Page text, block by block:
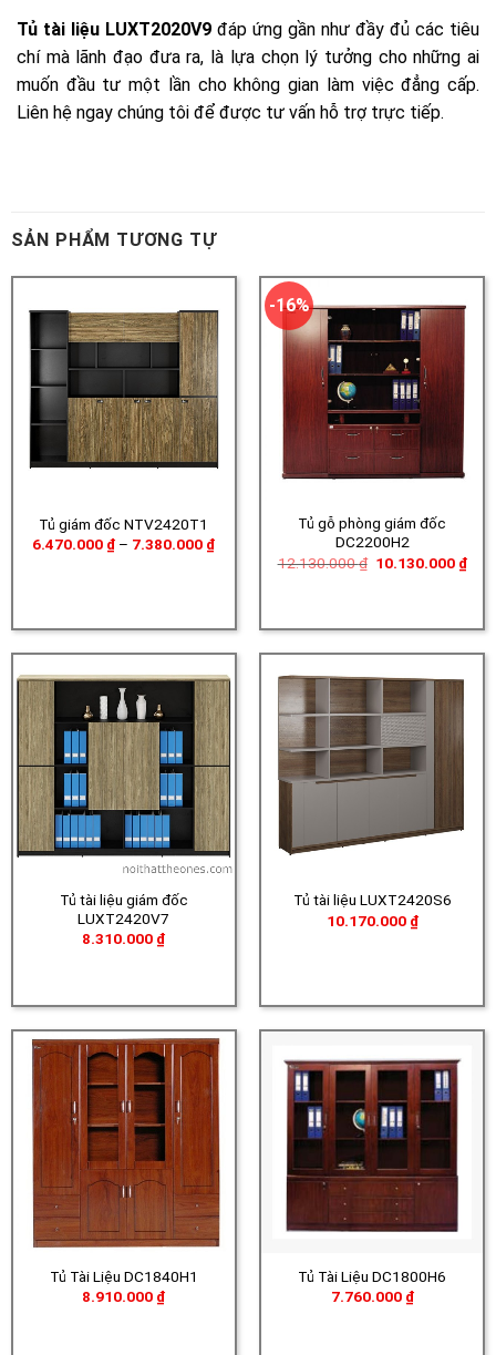
SẢN PHẨM TƯƠNG TỰ
Tủ giám đốc NTV2420T1
6.470.000 ₫ – 7.380.000 ₫Khoảng
-16%
Tủ gỗ phòng giám đốc
DC2200H2
12.130.000₫ Giá
10.130.000 ₫Giá
hiện
Tủ tài liệu giám đốc
LUXT2420V7
8.310.000 ₫
Tủ tài liệu LUXT2420S6
10.170.000 ₫
Tủ Tài Liệu DC1840H1
8.910.000 ₫
Tủ Tài Liệu DC1800H6
7.760.000 ₫